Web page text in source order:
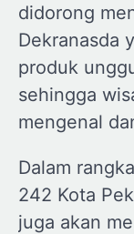
didorong
Dekranasda
produk
sehingga
mengenal
Dalam
242 Kota
juga akan